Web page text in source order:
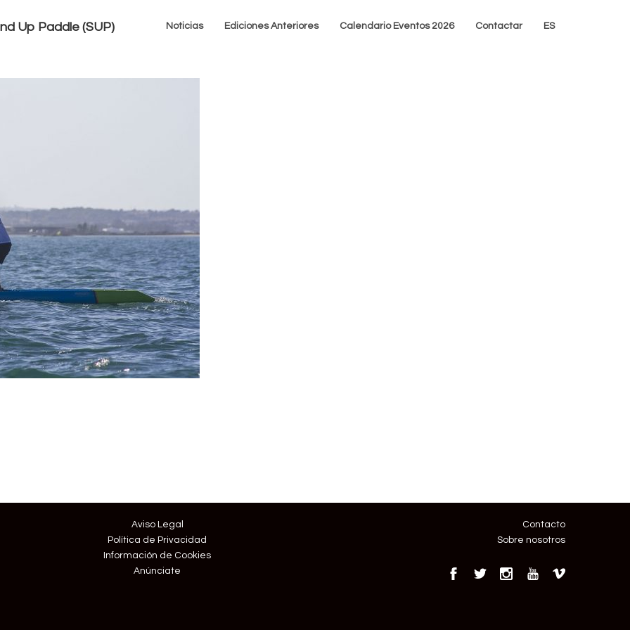
Up Paddle (SUP) Noticias Ediciones Anteriores Calendario Eventos 2026 Contactar ES
Aviso Legal
Política de Privacidad
Información de Cookies
Anúnciate
Contacto
Sobre nosotros